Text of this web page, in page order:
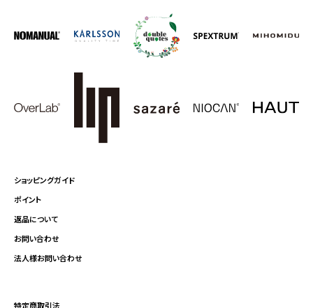
ショッピングガイド
ポイント
返品について
お問い合わせ
法人様お問い合わせ